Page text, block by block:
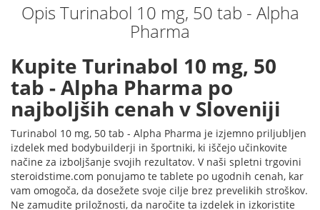
Opis Turinabol 10 mg, 50 tab - Alpha
Pharma
Kupite Turinabol 10 mg, 50
tab - Alpha Pharma po
najboljših cenah v Sloveniji
Turinabol 10 mg, 50 tab - Alpha Pharma je izjemno priljubljen
izdelek med bodybuilderji in športniki, ki iščejo učinkovite
načine za izboljšanje svojih rezultatov. V naši spletni trgovini
steroidstime.com ponujamo te tablete po ugodnih cenah, kar
vam omogoča, da dosežete svoje cilje brez prevelikih stroškov.
Ne zamudite priložnosti, da naročite ta izdelek in izkoristite